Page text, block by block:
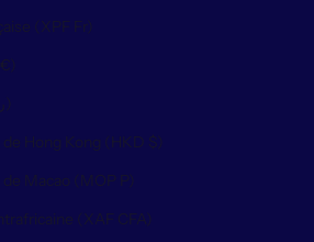
Polynésie française (XPF Fr)
Portugal (EUR €)
Qatar (QAR ر.ق)
R.A.S. chinoise de Hong Kong (HKD $)
R.A.S. chinoise de Macao (MOP P)
République centrafricaine (XAF CFA)